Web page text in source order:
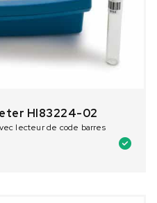
HI83224-02
lecteur de code barres